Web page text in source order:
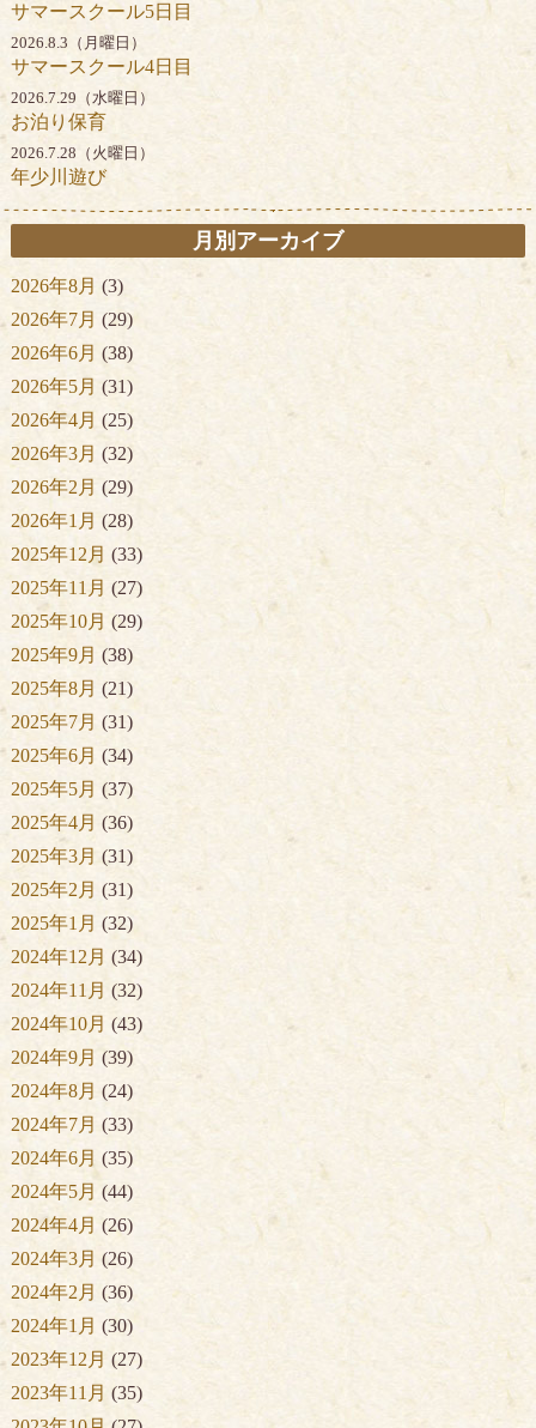
サマースクール5日目
2026.8.3（月曜日）
サマースクール4日目
2026.7.29（水曜日）
お泊り保育
2026.7.28（火曜日）
年少川遊び
月別アーカイブ
2026年8月 (3)
2026年7月 (29)
2026年6月 (38)
2026年5月 (31)
2026年4月 (25)
2026年3月 (32)
2026年2月 (29)
2026年1月 (28)
2025年12月 (33)
2025年11月 (27)
2025年10月 (29)
2025年9月 (38)
2025年8月 (21)
2025年7月 (31)
2025年6月 (34)
2025年5月 (37)
2025年4月 (36)
2025年3月 (31)
2025年2月 (31)
2025年1月 (32)
2024年12月 (34)
2024年11月 (32)
2024年10月 (43)
2024年9月 (39)
2024年8月 (24)
2024年7月 (33)
2024年6月 (35)
2024年5月 (44)
2024年4月 (26)
2024年3月 (26)
2024年2月 (36)
2024年1月 (30)
2023年12月 (27)
2023年11月 (35)